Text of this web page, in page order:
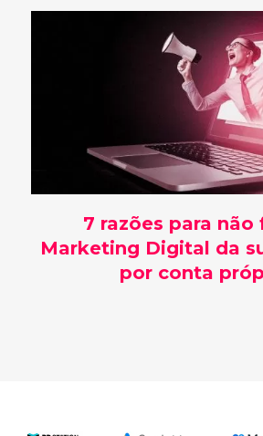
7 razões para não
Marketing Digital da
por conta